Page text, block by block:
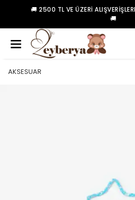
🚚 2500 TL VE ÜZERI
🚚
AKSESUAR